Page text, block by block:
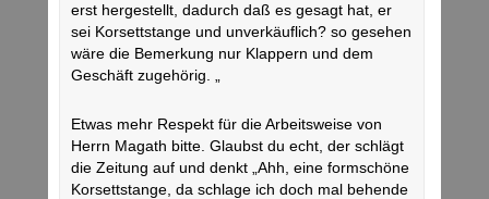
erst hergestellt, dadurch daß es gesagt hat, er
sei Korsettstange und unverkäuflich? so gesehen
wäre die Bemerkung nur Klappern und dem
Geschäft zugehörig. „
Etwas mehr Respekt für die Arbeitsweise von
Herrn Magath bitte. Glaubst du echt, der schlägt
die Zeitung auf und denkt „Ahh, eine formschöne
Korsettstange, da schlage ich doch mal behende